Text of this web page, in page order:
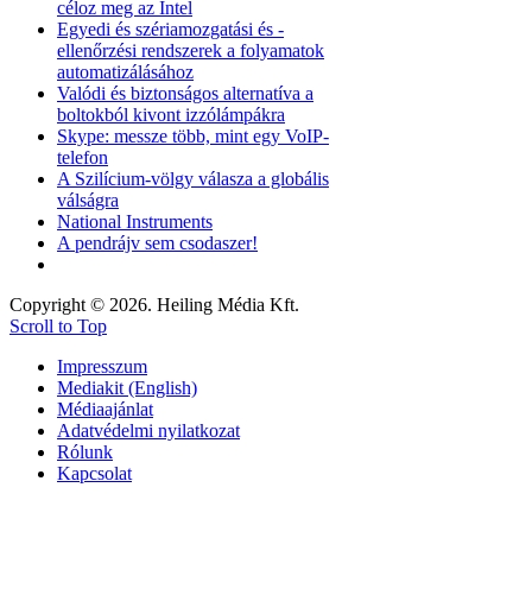
céloz meg az Intel
Egyedi és szériamozgatási és -
ellenőrzési rendszerek a folyamatok
automatizálásához
Valódi és biztonságos alternatíva a
boltokból kivont izzólámpákra
Skype: messze több, mint egy VoIP-
telefon
A Szilícium-völgy válasza a globális
válságra
National Instruments
A pendrájv sem csodaszer!
Copyright © 2026. Heiling Média Kft.
Scroll to Top
Impresszum
Mediakit (English)
Médiaajánlat
Adatvédelmi nyilatkozat
Rólunk
Kapcsolat